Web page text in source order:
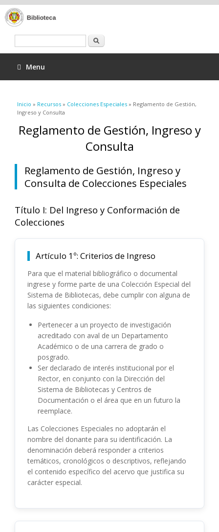
Menu
Se encuentra usted aquí
Inicio » Recursos » Colecciones Especiales » Reglamento de Gestión,
Ingreso y Consulta
Reglamento de Gestión, Ingreso y
Consulta
Reglamento de Gestión, Ingreso y
Consulta de Colecciones Especiales
Título I: Del Ingreso y Conformación de
Colecciones
Artículo 1º: Criterios de Ingreso
Para que el material bibliográfico o documental
ingrese y forme parte de una Colección Especial del
Sistema de Bibliotecas, debe cumplir con alguna de
las siguientes condiciones:
Pertenecer a un proyecto de investigación
acreditado con aval de un Departamento
Académico o de una carrera de grado o
posgrado.
Ser declarado de interés institucional por el
Rector, en conjunto con la Dirección del
Sistema de Bibliotecas y Centros de
Documentación o el área que en un futuro la
reemplace.
Las Colecciones Especiales no adoptarán el
nombre del donante para su identificación. La
denominación deberá responder a criterios
temáticos, cronológicos o descriptivos, reflejando
el contenido específico del acervo que justifica su
carácter especial.